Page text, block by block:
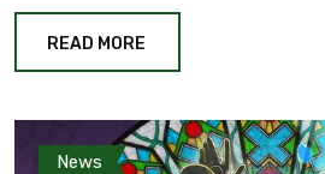
READ MORE
News